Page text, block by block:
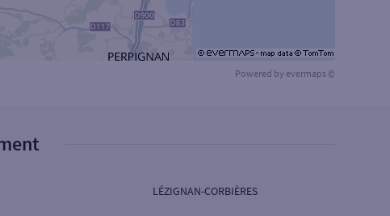
Powered by evermaps ©
LÉZIGNAN-CORBIÈRES